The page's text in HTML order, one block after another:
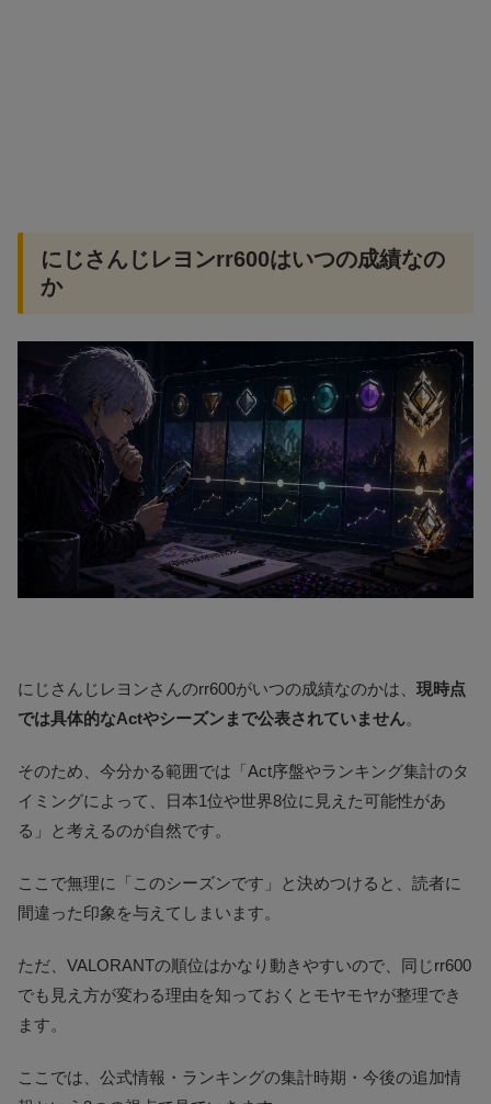
にじさんじレヨンrr600はいつの成績なの
か
にじさんじレヨンさんのrr600がいつの成績なのかは、 現時点
では具体的なActやシーズンまで公表されていません。
そのため、今分かる範囲では「Act序盤やランキング集計のタ
イミングによって、日本1位や世界8位に見えた可能性があ
る」と考えるのが自然です。
ここで無理に「このシーズンです」と決めつけると、読者に
間違った印象を与えてしまいます。
ただ、VALORANTの順位はかなり動きやすいので、同じrr600
でも見え方が変わる理由を知っておくとモヤモヤが整理でき
ます。
ここでは、公式情報・ランキングの集計時期・今後の追加情